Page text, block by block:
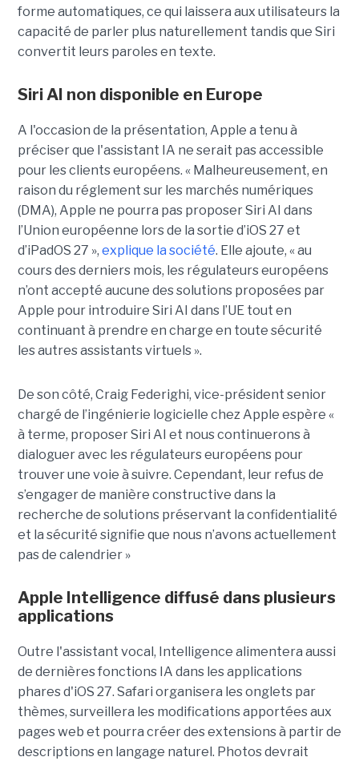
forme automatiques, ce qui laissera aux utilisateurs la
capacité de parler plus naturellement tandis que Siri
convertit leurs paroles en texte.
Siri AI non disponible en Europe
A l'occasion de la présentation, Apple a tenu à
préciser que l'assistant IA ne serait pas accessible
pour les clients européens. « Malheureusement, en
raison du réglement sur les marchés numériques
(DMA), Apple ne pourra pas proposer Siri AI dans
l’Union européenne lors de la sortie d’iOS 27 et
d’iPadOS 27 », explique la société. Elle ajoute, « au
cours des derniers mois, les régulateurs européens
n’ont accepté aucune des solutions proposées par
Apple pour introduire Siri AI dans l’UE tout en
continuant à prendre en charge en toute sécurité
les autres assistants virtuels ».
De son côté, Craig Federighi, vice-président senior
chargé de l’ingénierie logicielle chez Apple espère «
à terme, proposer Siri AI et nous continuerons à
dialoguer avec les régulateurs européens pour
trouver une voie à suivre. Cependant, leur refus de
s’engager de manière constructive dans la
recherche de solutions préservant la confidentialité
et la sécurité signifie que nous n’avons actuellement
pas de calendrier »
Apple Intelligence diffusé dans plusieurs
applications
Outre l'assistant vocal, Intelligence alimentera aussi
de dernières fonctions IA dans les applications
phares d'iOS 27. Safari organisera les onglets par
thèmes, surveillera les modifications apportées aux
pages web et pourra créer des extensions à partir de
descriptions en langage naturel. Photos devrait